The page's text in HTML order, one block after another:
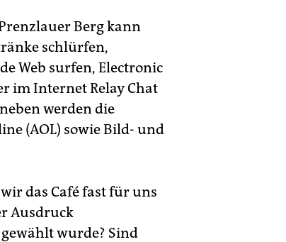
Berg kann
schlürfen,
Web surfen, Electronic
im Internet Relay Chat
werden die
(AOL) sowie Bild- und
das Café fast für uns
Ausdruck
wurde? Sind